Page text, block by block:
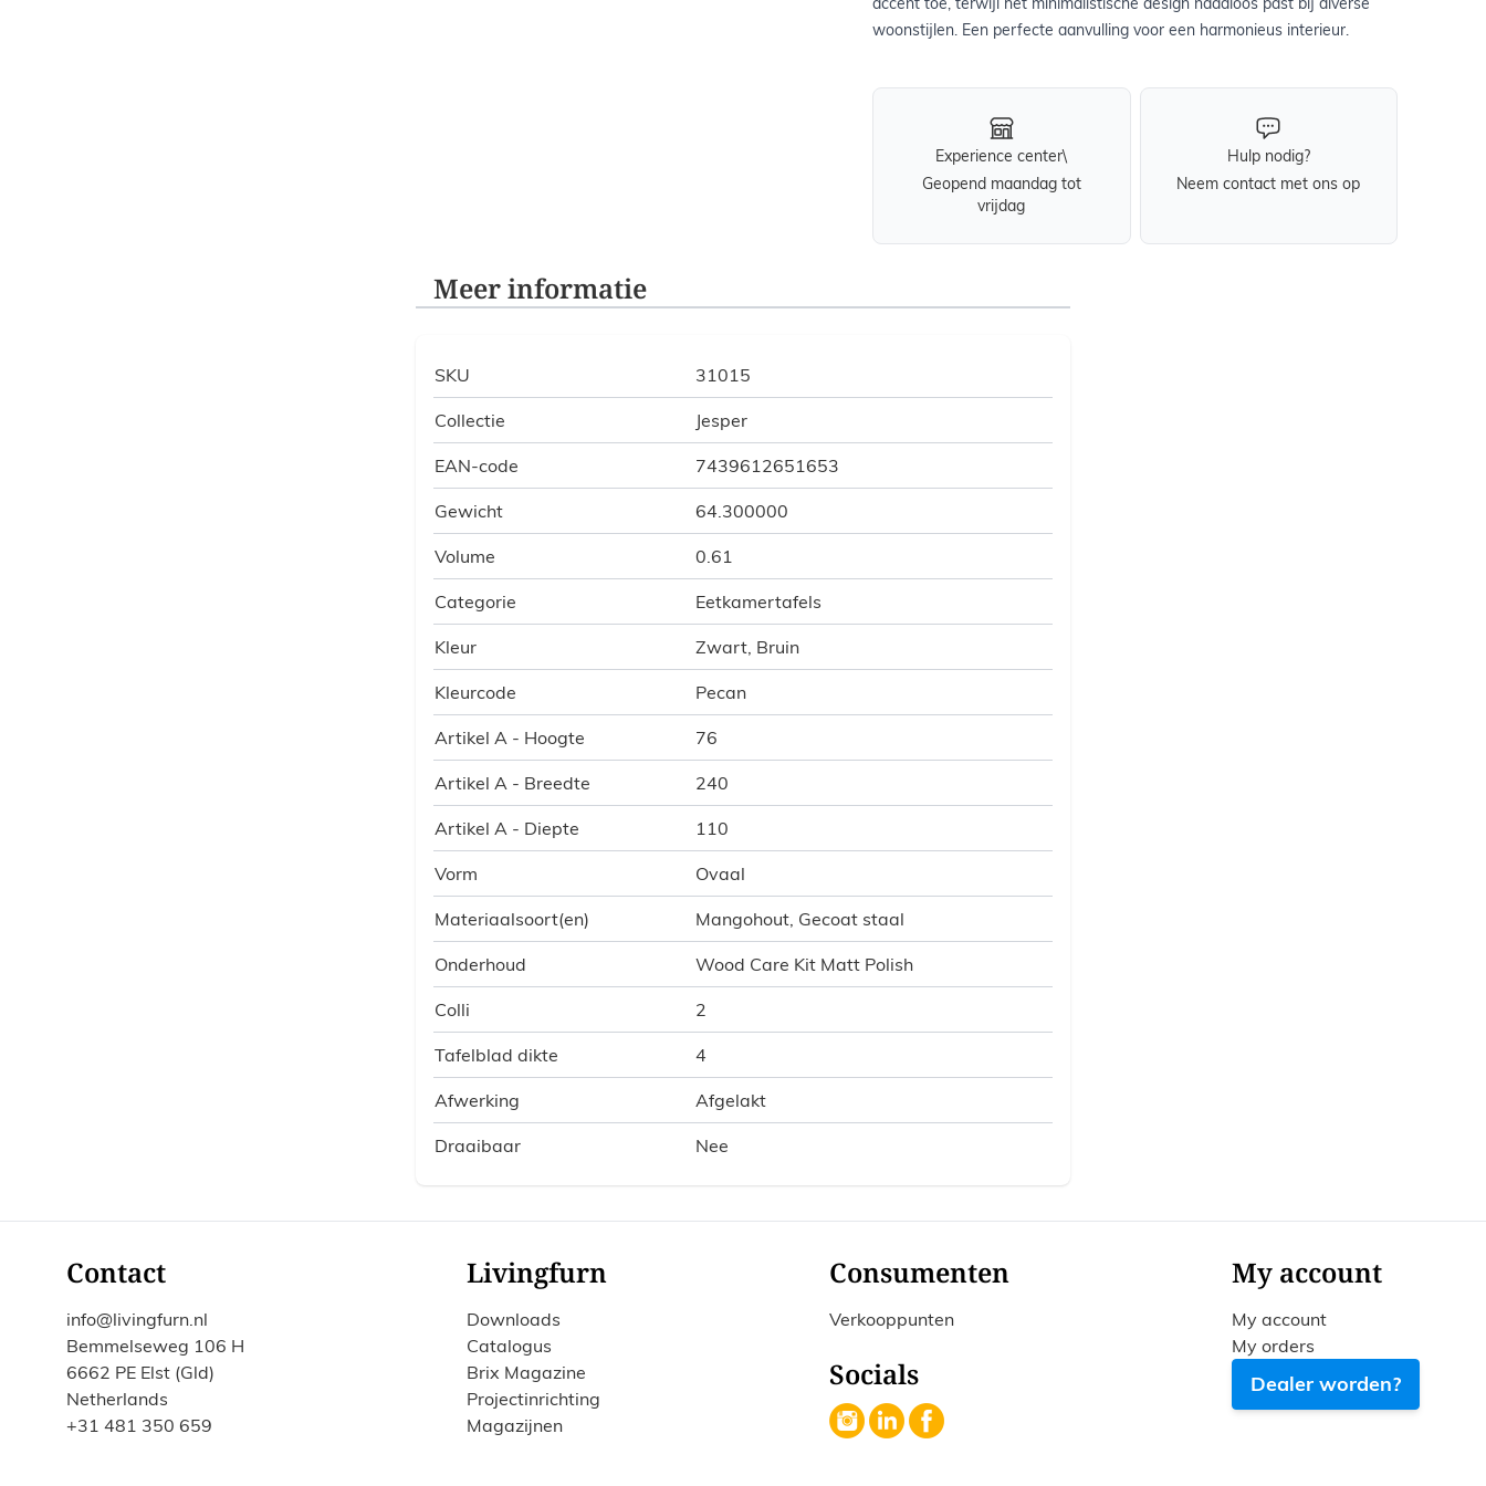
woonstijlen. Een perfecte aanvulling voor een harmonieus interieur.
Experience center\
Geopend maandag tot
vrijdag
Hulp nodig?
Neem contact met ons op
Meer informatie
SKU 31015
Collectie Jesper
EAN-code 7439612651653
Gewicht 64.300000
Volume 0.61
Categorie Eetkamertafels
Kleur Zwart, Bruin
Kleurcode Pecan
Artikel A - Hoogte 76
Artikel A - Breedte 240
Artikel A - Diepte 110
Vorm Ovaal
Materiaalsoort(en) Mangohout, Gecoat staal
Onderhoud Wood Care Kit Matt Polish
Colli 2
Tafelblad dikte 4
Afwerking Afgelakt
Draaibaar Nee
Contact
info@livingfurn.nl
Bemmelseweg 106 H
6662 PE Elst (Gld)
Netherlands
+31 481 350 659
Livingfurn
Downloads
Catalogus
Brix Magazine
Projectinrichting
Magazijnen
Consumenten
Verkooppunten
Socials
My account
My account
My orders
Dealer worden?